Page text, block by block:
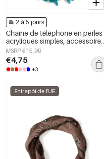
2 à 5 jours
Chaîne de téléphone en perles
acryliques simples, accessoires
du quotidien
MSRP €15,99
€4,75
+3
Entrepôt de l'UE